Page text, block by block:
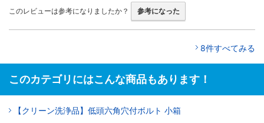
このレビューは参考になりましたか？ 参考になった
8件すべてみる
このカテゴリにはこんな商品もあります！
【クリーン洗浄品】低頭六角穴付ボルト 小箱